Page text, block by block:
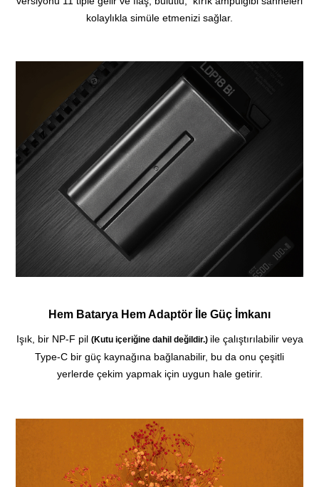
kolaylıkla simüle etmenizi sağlar.
Hem Batarya Hem Adaptör İle Güç İmkanı
Işık, bir NP-F pil (Kutu içeriğine dahil değildir.) ile çalıştırılabilir veya
Type-C bir güç kaynağına bağlanabilir, bu da onu çeşitli
yerlerde çekim yapmak için uygun hale getirir.